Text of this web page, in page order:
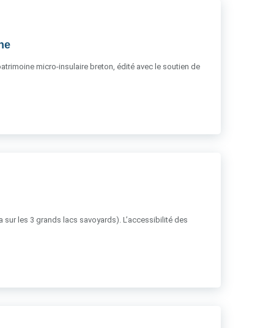
micro-insulaire breton, édité avec le soutien de
les 3 grands lacs savoyards). L’accessibilité des